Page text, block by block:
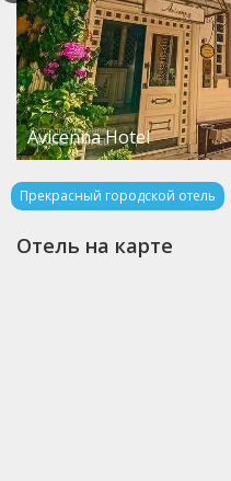
Avicenna Hotel
Прекрасный городской отель
Отель на карте